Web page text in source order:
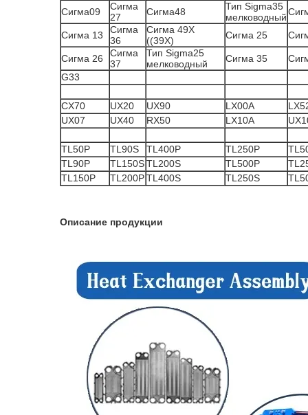
Сигма09
Сигма
27
Сигма48
Тип Sigma35
мелководный
Сигма 13
Сигма
36
Сигма 49X
((39X)
Сигма 25
Сигма 26
Сигма
37
Тип Sigma25
мелководный
Сигма 35
G33
CX70 UX20 UX90 LX00A
UX07
UX40 RX50 LX10A
TL50P TL90S TL400P TL250P
TL90P
TL150STL200S TL500P
TL150P
TL200PTL400S TL250S
Описание продукции